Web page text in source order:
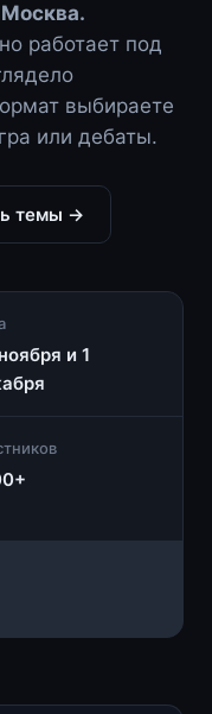
Москва.
работает под
выбираете
или дебаты.
темы →
и 1